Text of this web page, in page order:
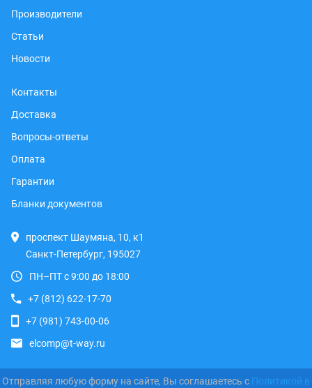
Производители
Статьи
Новости
Контакты
Доставка
Вопросы-ответы
Оплата
Гарантии
Бланки документов
проспект Шаумяна, 10, к1
Санкт-Петербург, 195027
ПН–ПТ с 9:00 до 18:00
+7 (812) 622-17-70
+7 (981) 743-00-06
elcomp@t-way.ru
Отправляя любую форму на сайте, Вы соглашаетесь с Политикой в